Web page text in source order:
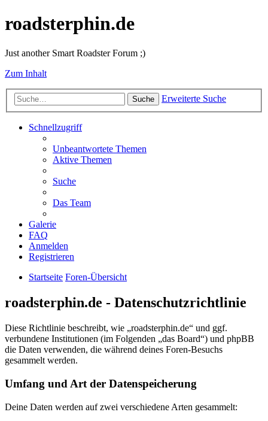
roadsterphin.de
Just another Smart Roadster Forum ;)
Zum Inhalt
Suche Erweiterte Suche
Schnellzugriff
Unbeantwortete Themen
Aktive Themen
Suche
Das Team
Galerie
FAQ
Anmelden
Registrieren
Startseite Foren-Übersicht
roadsterphin.de - Datenschutzrichtlinie
Diese Richtlinie beschreibt, wie „roadsterphin.de“ und ggf.
verbundene Institutionen (im Folgenden „das Board“) und phpBB
die Daten verwenden, die während deines Foren-Besuchs
gesammelt werden.
Umfang und Art der Datenspeicherung
Deine Daten werden auf zwei verschiedene Arten gesammelt: